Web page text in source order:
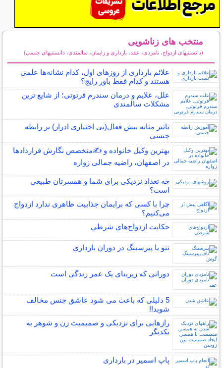
منتخب های زناشویی
(دانستنیهای ازدواج، نامزدی، عقد، بارداری و زایمان، سالمندی، دانستنیهای جنسی)
علائم بارداری از روزهای اول، کدام نشانه‌ها علمی
هستند و کدام فقط باور رایج؟
علل، علایم و درمان سندرم فرتوتی؛ از شایع ترین
مشکلات سالمندی
تاثیر مثانه بیش فعال(بی اختیاری ادرار) بر رابطه
جنسی
بهترین وکیل خانواده و ✍️متخصص نگارش قراردادها
در اصفهان، راضیه جمالی زواره
چه تعداد نزدیکی برای شما و همسرتان طبیعی
است؟
چرا با کسی که برایمان جذابیت ظاهری ندارد ازدواج
می‌کنیم؟
حكايت ازدواج‌هاي شرطي
تتو یا پیرسینگ در دوران بارداری
دورانی که زیربنای یک عمر زندگی‌ است
5 دلیلی که باعث می شود عاشق جنس مخالف
شوید!!
رازهایی برای نزدیکی و صمیمیت زن و شوهر به
یکدیگر
پاپ اسمیر در بارداری